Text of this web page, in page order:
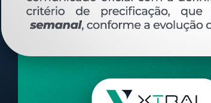
DESCRIÇÃO COMENTÁRIOS